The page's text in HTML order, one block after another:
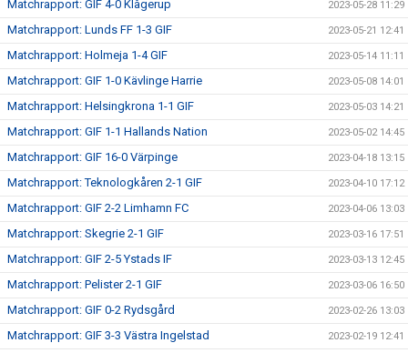
Matchrapport: GIF 4-0 Klågerup 2023-05-28 11:29
Matchrapport: Lunds FF 1-3 GIF 2023-05-21 12:41
Matchrapport: Holmeja 1-4 GIF 2023-05-14 11:11
Matchrapport: GIF 1-0 Kävlinge Harrie 2023-05-08 14:01
Matchrapport: Helsingkrona 1-1 GIF 2023-05-03 14:21
Matchrapport: GIF 1-1 Hallands Nation 2023-05-02 14:45
Matchrapport: GIF 16-0 Värpinge 2023-04-18 13:15
Matchrapport: Teknologkåren 2-1 GIF 2023-04-10 17:12
Matchrapport: GIF 2-2 Limhamn FC 2023-04-06 13:03
Matchrapport: Skegrie 2-1 GIF 2023-03-16 17:51
Matchrapport: GIF 2-5 Ystads IF 2023-03-13 12:45
Matchrapport: Pelister 2-1 GIF 2023-03-06 16:50
Matchrapport: GIF 0-2 Rydsgård 2023-02-26 13:03
Matchrapport: GIF 3-3 Västra Ingelstad 2023-02-19 12:41